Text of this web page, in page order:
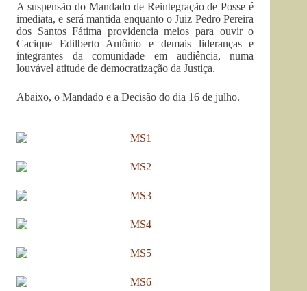
A suspensão do Mandado de Reintegração de Posse é
imediata, e será mantida enquanto o Juiz Pedro Pereira
dos Santos Fátima providencia meios para ouvir o
Cacique Edilberto Antônio e demais lideranças e
integrantes da comunidade em audiência, numa
louvável atitude de democratização da Justiça.
Abaixo, o Mandado e a Decisão do dia 16 de julho.
–